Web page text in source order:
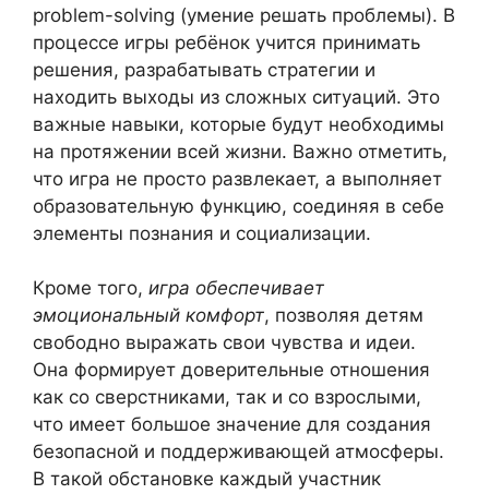
problem-solving (умение решать проблемы). В
процессе игры ребёнок учится принимать
решения, разрабатывать стратегии и
находить выходы из сложных ситуаций. Это
важные навыки, которые будут необходимы
на протяжении всей жизни. Важно отметить,
что игра не просто развлекает, а выполняет
образовательную функцию, соединяя в себе
элементы познания и социализации.
Кроме того, игра обеспечивает
эмоциональный комфорт, позволяя детям
свободно выражать свои чувства и идеи.
Она формирует доверительные отношения
как со сверстниками, так и со взрослыми,
что имеет большое значение для создания
безопасной и поддерживающей атмосферы.
В такой обстановке каждый участник